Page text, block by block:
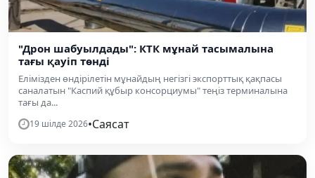
"Дрон шабуылдады": КТК мұнай тасымалына
тағы қауіп төнді
Елімізден өндірілетін мұнайдың негізгі экспорттық қақпасы
саналатын "Каспий құбыр консорциумы" теңіз терминалына
тағы да...
19 шілде 2026•Саясат